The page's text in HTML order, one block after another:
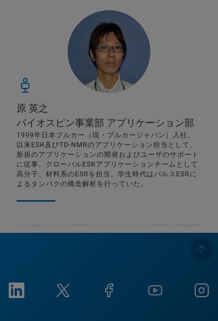
原 英之
バイオスピン事業部 アプリケーション部
1999年日本ブルカー（現・ブルカージャパン）入社。
以来ESR及びTD-NMRのアプリケーション担当として、
新規のアプリケーションの開発およびユーザのサポート
に従事。グローバルESRアプリケーションチームとして
高分子、材料系のESRを担当。学生時代はパルスESRに
よるタンパクの構造解析を行っていた。